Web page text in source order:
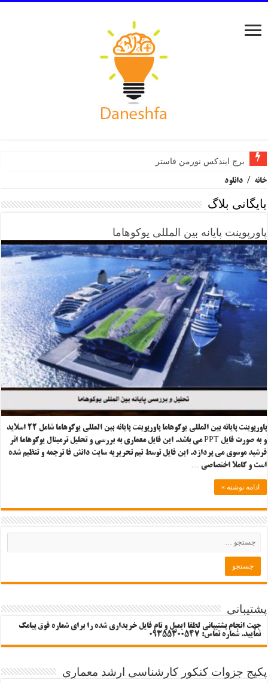
برج ایندکس نورمن فاستر
خانه / دانلود
بایگانی بلاگ
پاورپوینت پایانه بین المللی یوکوهاما
پاورپوینت پایانه بین المللی یوکوهاما پاورپوینت پایانه بین المللی یوکوهاما شامل ۲۲ اسلاید
و به صورت فایل PPT می باشد. این فایل معماری به بررسی و تحلیل ترمینال یوکوهاما اثر
فرشید موسوی می پردازد. این فایل توسط تیم تحریریه سایت دانش فا ترجمه و تنظیم شده
است و کاملا اختصاصی …
ادامه نوشته »
پشتیبانی
جهت انجام پشتیبانی لطفا ایمیل و نام فایل خریداری شده را برای شماره فوق پیامک
نمایید. شماره تماس: 09355300547
پکیج جزوات کنکور کارشناسی ارشد معماری